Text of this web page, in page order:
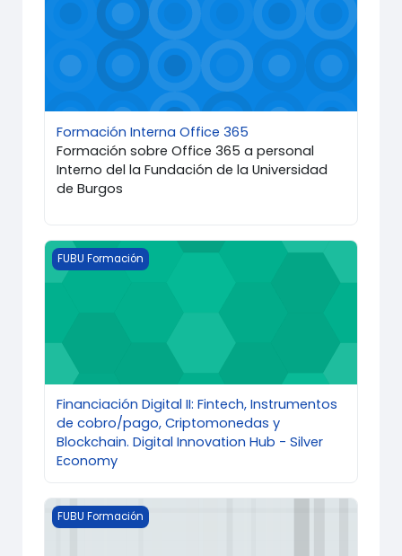
Formación Interna Office 365
Formación sobre Office 365 a personal
Interno del la Fundación de la Universidad
de Burgos
Imagen del curso Financiación Digital II: Fintech,
FUBU Formación
Financiación Digital II: Fintech, Instrumentos
de cobro/pago, Criptomonedas y
Blockchain. Digital Innovation Hub - Silver
Economy
Imagen del curso Financiación Digital I:
FUBU Formación